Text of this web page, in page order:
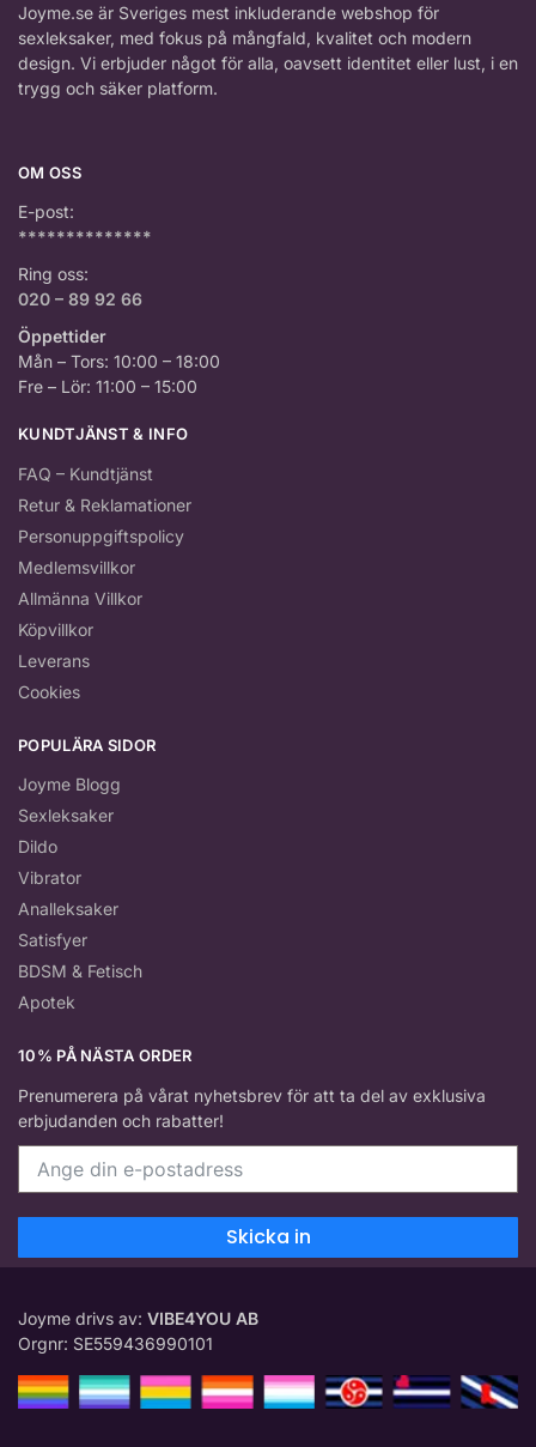
Joyme.se är Sveriges mest inkluderande webshop för
sexleksaker, med fokus på mångfald, kvalitet och modern
design. Vi erbjuder något för alla, oavsett identitet eller lust, i en
trygg och säker platform.
OM OSS
E-post:
**************
Ring oss:
020 – 89 92 66
Öppettider
Mån – Tors: 10:00 – 18:00
Fre – Lör: 11:00 – 15:00
KUNDTJÄNST & INFO
FAQ – Kundtjänst
Retur & Reklamationer
Personuppgiftspolicy
Medlemsvillkor
Allmänna Villkor
Köpvillkor
Leverans
Cookies
POPULÄRA SIDOR
Joyme Blogg
Sexleksaker
Dildo
Vibrator
Analleksaker
Satisfyer
BDSM & Fetisch
Apotek
10% PÅ NÄSTA ORDER
Prenumerera på vårat nyhetsbrev för att ta del av exklusiva
erbjudanden och rabatter!
Skicka in
Joyme drivs av: VIBE4YOU AB
Orgnr: SE559436990101